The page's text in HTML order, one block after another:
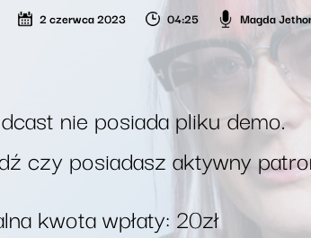
2 czerwca 2023 04:25 Magda
nie posiada pliku demo.
czy posiadasz aktywny
kwota wpłaty: 20zł